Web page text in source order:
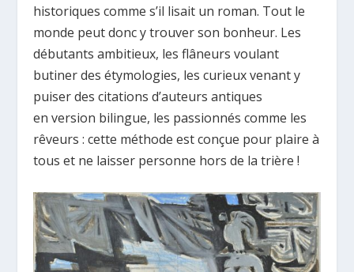
historiques comme s’il lisait un roman. Tout le
monde peut donc y trouver son bonheur. Les
débutants ambitieux, les flâneurs voulant
butiner des étymologies, les curieux venant y
puiser des citations d’auteurs antiques
en version bilingue, les passionnés comme les
rêveurs : cette méthode est conçue pour plaire à
tous et ne laisser personne hors de la trière !